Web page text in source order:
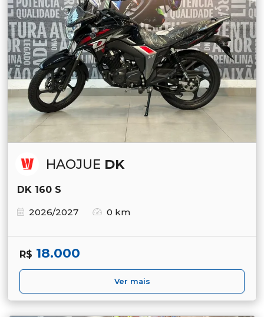
HAOJUE DK
DK 160 S
2026/2027
0 km
R$ 18.000
Ver mais